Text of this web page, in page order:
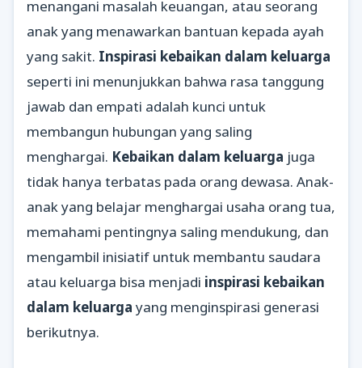
menangani masalah keuangan, atau seorang
anak yang menawarkan bantuan kepada ayah
yang sakit. Inspirasi kebaikan dalam keluarga
seperti ini menunjukkan bahwa rasa tanggung
jawab dan empati adalah kunci untuk
membangun hubungan yang saling
menghargai. Kebaikan dalam keluarga juga
tidak hanya terbatas pada orang dewasa. Anak-
anak yang belajar menghargai usaha orang tua,
memahami pentingnya saling mendukung, dan
mengambil inisiatif untuk membantu saudara
atau keluarga bisa menjadi inspirasi kebaikan
dalam keluarga yang menginspirasi generasi
berikutnya.